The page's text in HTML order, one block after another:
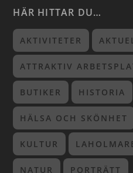
HÄR HITTAR DU…
AKTIVITETER
ATTRAKTIV
BUTIKER HISTORIA
HÄLSA OCH SKÖNHET
KULTUR
NATUR PORTRÄTT